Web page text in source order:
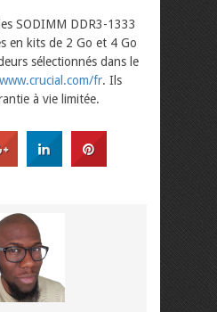
SODIMM DDR3-1333
en kits de 2 Go et 4 Go
sélectionnés dans le
www.crucial.com/fr. Ils
à vie limitée.